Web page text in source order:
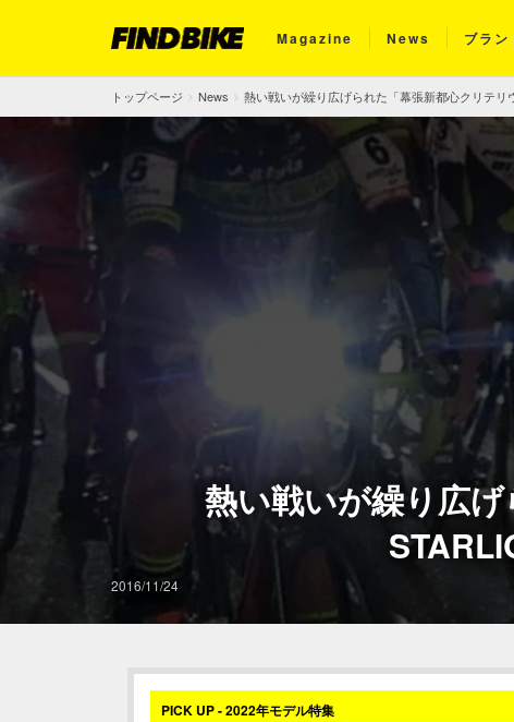
Magazine News ブラン
トップページ News 熱い戦いが繰り広げられた「幕張新都心クリテ
熱い戦いが繰り広
2016/11/24
PICK UP - 2022年モデル特集